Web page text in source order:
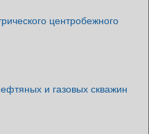
центробежного
и газовых скважин